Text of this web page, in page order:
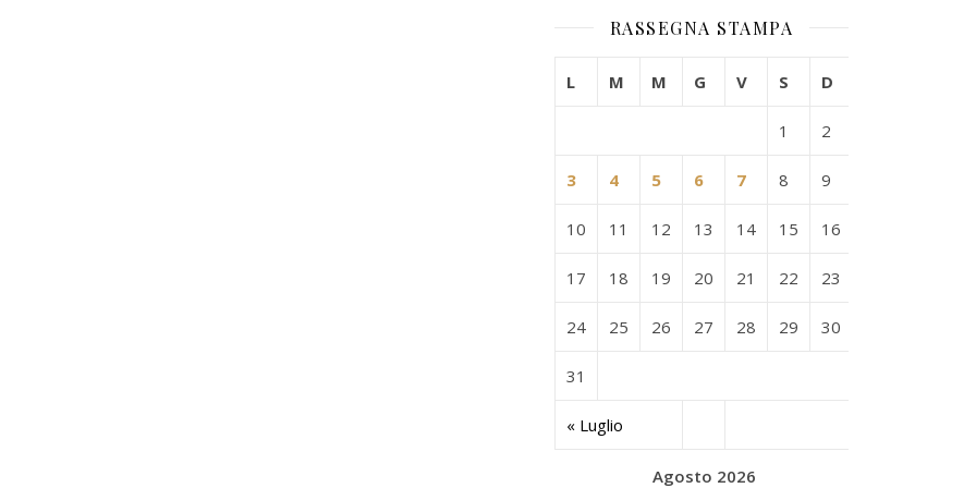
RASSEGNA STAMPA
Agosto 2026
L M M G V S D
« Luglio
1 2
3 4 5 6 7 8 9
10 11 12 13 14 15 16
17 18 19 20 21 22 23
24 25 26 27 28 29 30
31